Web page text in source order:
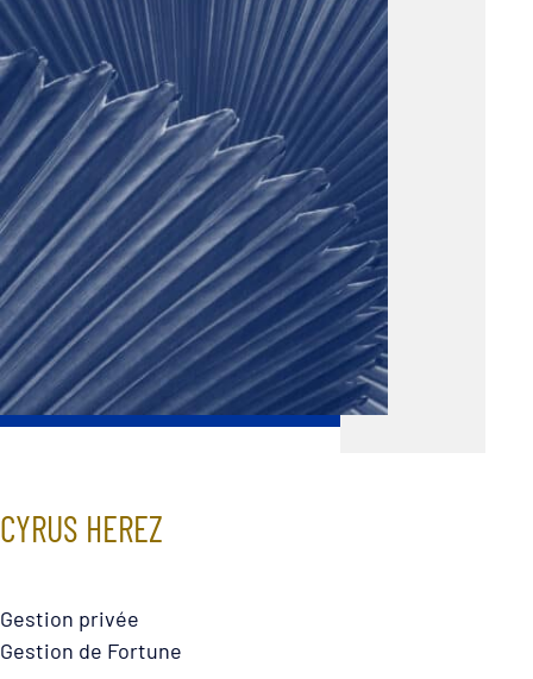
CYRUS HEREZ
Gestion privée
Gestion de Fortune